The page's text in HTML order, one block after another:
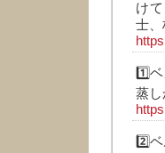
け
士、
1️⃣
蒸し
2️⃣